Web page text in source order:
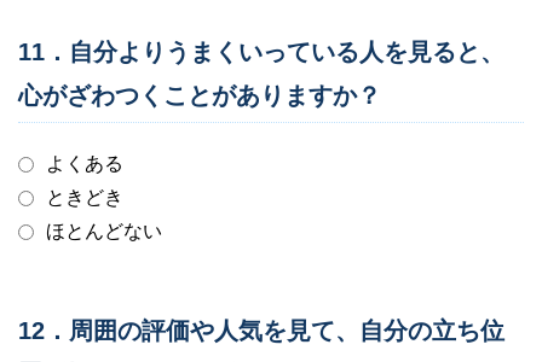
11．自分よりうまくいっている人を見ると、
心がざわつくことがありますか？
よくある
ときどき
ほとんどない
12．周囲の評価や人気を見て、自分の立ち位